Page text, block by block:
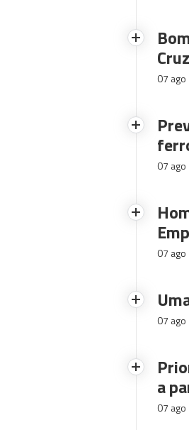
Cruz
07
07
07
07
a
07